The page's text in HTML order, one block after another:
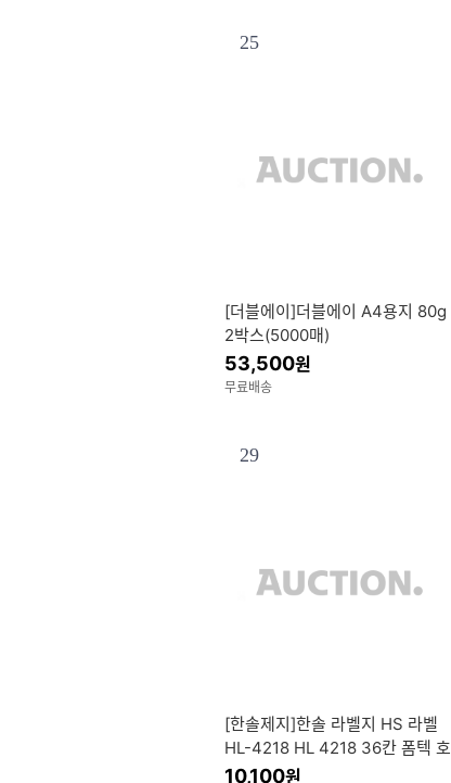
25
[더블에이]더블에이 A4용지 80g
2박스(5000매)
53,500원
무료배송
29
[한솔제지]한솔 라벨지 HS 라벨
HL-4218 HL 4218 36칸 폼텍 호
환
10,100원